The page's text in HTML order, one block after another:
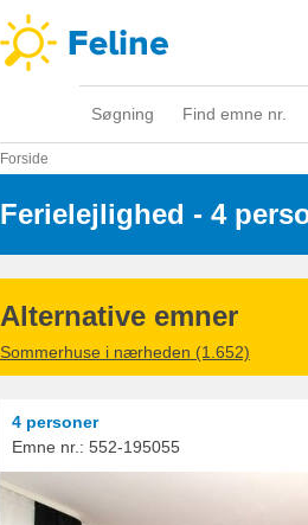
Søgning Find emne nr.
Forside
Ferielejlighed - 4
Alternative emner
Sommerhuse i nærheden (1.652)
4 personer
Emne nr.: 552-195055